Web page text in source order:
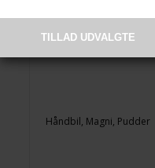
Håndbil, Magni, Pudder